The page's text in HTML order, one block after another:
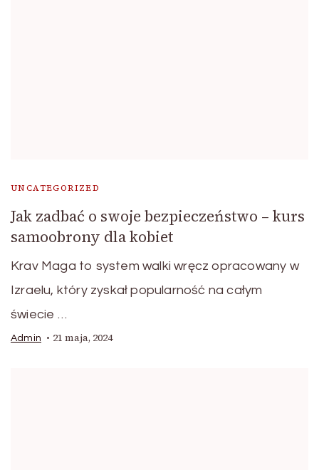
UNCATEGORIZED
Jak zadbać o swoje bezpieczeństwo – kurs
samoobrony dla kobiet
Krav Maga to system walki wręcz opracowany w
Izraelu, który zyskał popularność na całym
świecie …
Admin 21 maja, 2024